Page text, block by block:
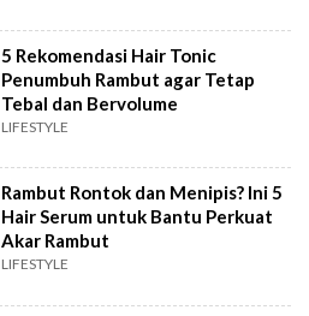
5 Rekomendasi Hair Tonic
Penumbuh Rambut agar Tetap
Tebal dan Bervolume
LIFESTYLE
Rambut Rontok dan Menipis? Ini 5
Hair Serum untuk Bantu Perkuat
Akar Rambut
LIFESTYLE